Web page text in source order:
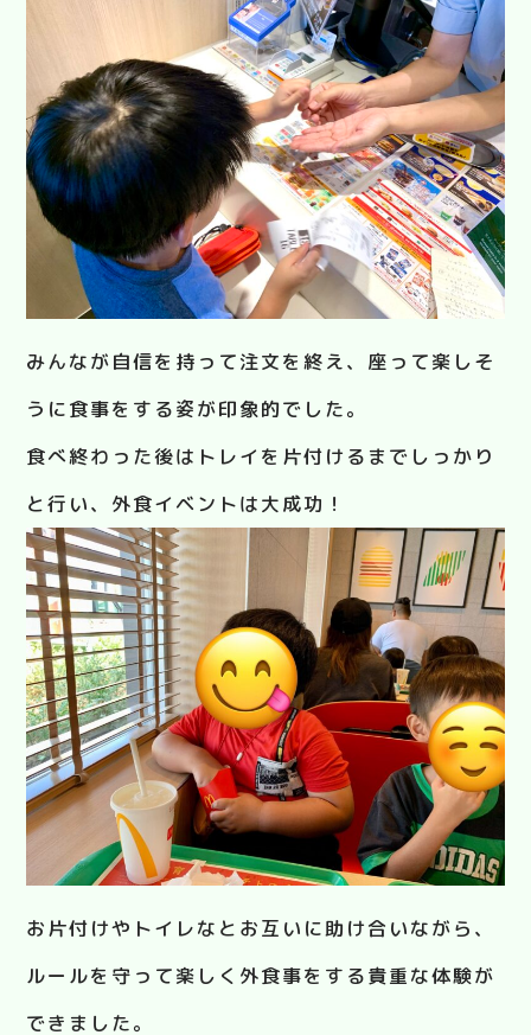
みんなが自信を持って注文を終え、座って楽しそ
うに食事をする姿が印象的でした。
食べ終わった後はトレイを片付けるまでしっかり
と行い、外食イベントは大成功！
お片付けやトイレなとお互いに助け合いながら、
ルールを守って楽しく外食事をする貴重な体験が
できました。